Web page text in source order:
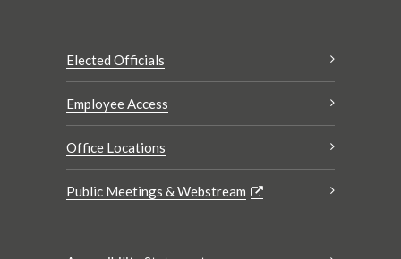
Elected Officials
Employee Access
Office Locations
Public Meetings & Webstream